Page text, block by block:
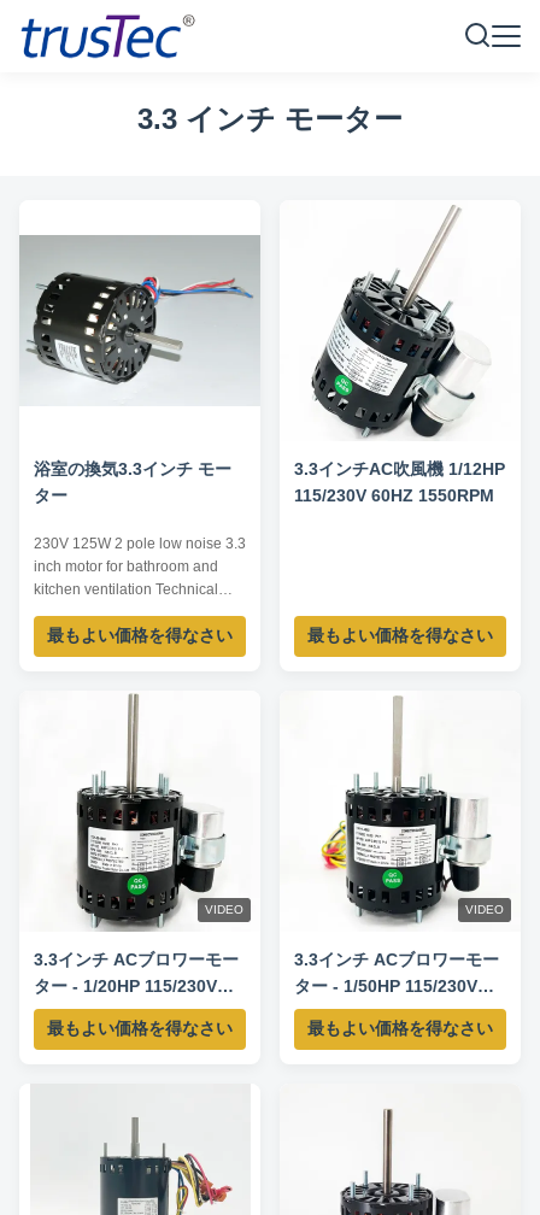
3.3 インチ モーター
浴室の換気3.3インチ モー
ター
230V 125W 2 pole low noise 3.3
inch motor for bathroom and
kitchen ventilation Technical
Parameters: Model Output
power /W Voltage /V Frequency
/Hz Rated current /A Pole Speed
0.90 2 3200 TDR-140-2 140
120 60 1.94 2 3200 TDR-180-2
200-2 200 115 60 ...
最もよい価格を得なさい
3.3インチAC吹風機 1/12HP
115/230V 60HZ 1550RPM
最もよい価格を得なさい
VIDEO
3.3インチ ACブロワーモー
ター - 1/20HP 115/230V
60HZ 1550RPM
最もよい価格を得なさい
VIDEO
3.3インチ ACブロワーモー
ター - 1/50HP 115/230V
60HZ 1550RPM
最もよい価格を得なさい